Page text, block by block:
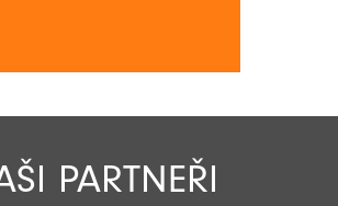
PARTNEŘI